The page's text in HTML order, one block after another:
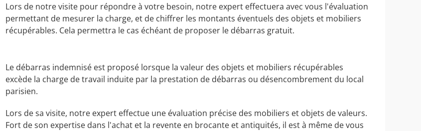
Lors de notre visite pour répondre à votre besoin, notre expert effectuera avec vous l'évaluation
permettant de mesurer la charge, et de chiffrer les montants éventuels des objets et mobiliers
récupérables. Cela permettra le cas échéant de proposer le débarras gratuit.
Le débarras indemnisé est proposé lorsque la valeur des objets et mobiliers récupérables
excède la charge de travail induite par la prestation de débarras ou désencombrement du local
parisien.
Lors de sa visite, notre expert effectue une évaluation précise des mobiliers et objets de valeurs.
Fort de son expertise dans l'achat et la revente en brocante et antiquités, il est à même de vous